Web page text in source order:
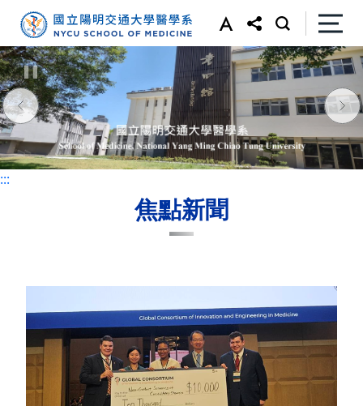
:::
:::
焦點新聞